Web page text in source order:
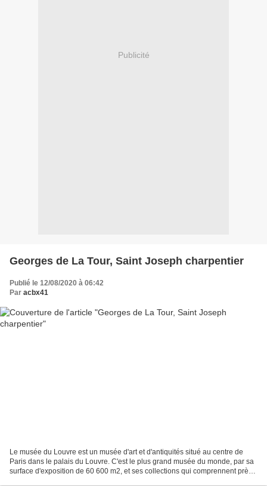
Publicité
Georges de La Tour, Saint Joseph charpentier
Publié le 12/08/2020 à 06:42
Par acbx41
Le musée du Louvre est un musée d'art et d'antiquités situé au centre de
Paris dans le palais du Louvre. C'est le plus grand musée du monde, par sa
surface d'exposition de 60 600 m2, et ses collections qui comprennent près